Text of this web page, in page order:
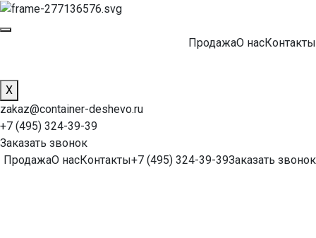
ПродажаО насКонтакты
X
zakaz@container-deshevo.ru
+7 (495) 324-39-39
Заказать звонок
ПродажаО насКонтакты+7 (495) 324-39-39Заказать звонок